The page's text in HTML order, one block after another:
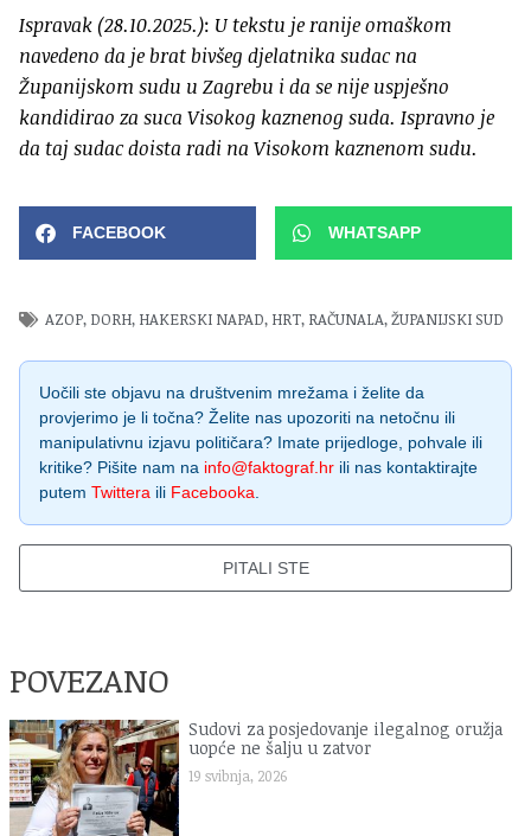
Ispravak (28.10.2025.): U tekstu je ranije omaškom
navedeno da je brat bivšeg djelatnika sudac na
Županijskom sudu u Zagrebu i da se nije uspješno
kandidirao za suca Visokog kaznenog suda. Ispravno je
da taj sudac doista radi na Visokom kaznenom sudu.
FACEBOOK WHATSAPP
AZOP, DORH, HAKERSKI NAPAD, HRT, RAČUNALA,ŽUPANIJSKI SUD
Uočili ste objavu na društvenim mrežama i želite da
provjerimo je li točna? Želite nas upozoriti na netočnu ili
manipulativnu izjavu političara? Imate prijedloge, pohvale ili
kritike? Pišite nam na info@faktograf.hr ili nas kontaktirajte
putem Twittera ili Facebooka
PITALI STE
POVEZANO
Sudovi za posjedovanje ilegalnog oružja
uopće ne šalju u zatvor
19 svibnja, 2026